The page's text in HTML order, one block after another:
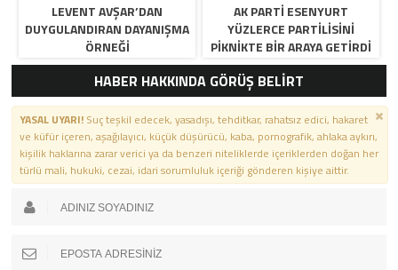
LEVENT AVŞAR’DAN
DUYGULANDIRAN DAYANIŞMA
ÖRNEĞI
AK PARTI ESENYURT
YÜZLERCE PARTILISINI
PIKNIKTE BIR ARAYA GETIRDI
HABER HAKKINDA GÖRÜŞ BELİRT
YASAL UYARI! Suç teşkil edecek, yasadışı, tehditkar, rahatsız edici, hakaret
ve küfür içeren, aşağılayıcı, küçük düşürücü, kaba, pornografik, ahlaka aykırı,
kişilik haklarına zarar verici ya da benzeri niteliklerde içeriklerden doğan her
türlü mali, hukuki, cezai, idari sorumluluk içeriği gönderen kişiye aittir.